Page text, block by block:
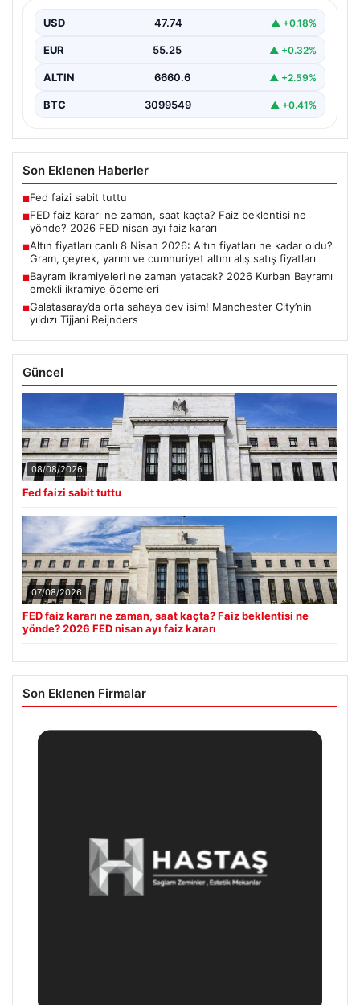
USD 47.74 ▲ +0.18%
EUR 55.25 ▲ +0.32%
ALTIN 6660.6 ▲ +2.59%
BTC 3099549 ▲ +0.41%
Son Eklenen Haberler
■Fed faizi sabit tuttu
■FED faiz kararı ne zaman, saat kaçta? Faiz beklentisi ne
yönde? 2026 FED nisan ayı faiz kararı
■Altın fiyatları canlı 8 Nisan 2026: Altın fiyatları ne kadar oldu?
Gram, çeyrek, yarım ve cumhuriyet altını alış satış fiyatları
■Bayram ikramiyeleri ne zaman yatacak? 2026 Kurban Bayramı
emekli ikramiye ödemeleri
■Galatasaray’da orta sahaya dev isim! Manchester City’nin
yıldızı Tijjani Reijnders
Güncel
08/08/2026
Fed faizi sabit tuttu
07/08/2026
FED faiz kararı ne zaman, saat kaçta? Faiz beklentisi ne
yönde? 2026 FED nisan ayı faiz kararı
Son Eklenen Firmalar